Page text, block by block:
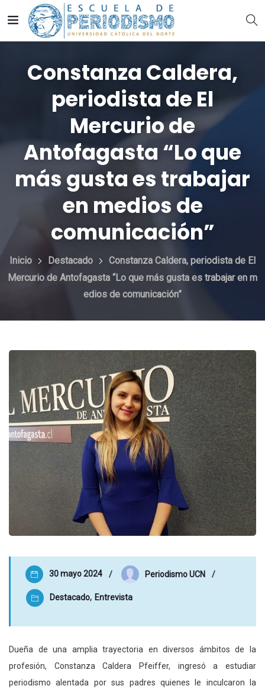
Constanza Caldera,
periodista de El
Mercurio de
Antofagasta “Lo que
más gusta es trabajar
en medios de
comunicación”
Inicio Destacado
Constanza Caldera, periodista de El
Mercurio de Antofagasta “Lo que más gusta es trabajar en m
edios de comunicación”
30 mayo 2024 Periodismo UCN
Destacado, Entrevista
Dueña de una amplia trayectoria en diversos ámbitos de la
profesión, Constanza Caldera Pfeiffer, ingresó a estudiar
periodismo alentada por sus padres quienes le inculcaron la